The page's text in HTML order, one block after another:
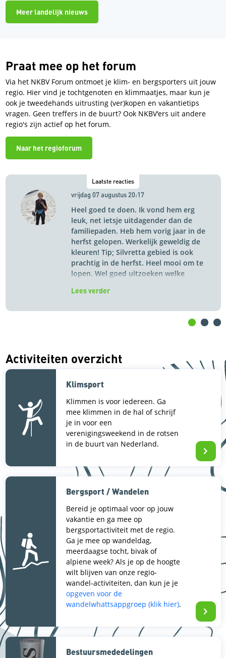
Meer landelijk nieuws
Praat mee op het forum
Via het NKBV Forum ontmoet je klim- en bergsporters uit jouw
regio. Hier vind je tochtgenoten en klimmaatjes, maar kun je
ook je tweedehands uitrusting (ver)kopen en vakantietips
vragen. Geen treffers in de buurt? Ook NKBV'ers uit andere
regio's zijn actief op het forum.
Naar het regioforum
Laatste reacties
vrijdag 07 augustus 20:17
Heel goed te doen. Ik vond hem erg
leuk, net ietsje uitdagender dan de
familiepaden. Heb hem vorig jaar in de
herfst gelopen. Werkelijk geweldig de
kleuren! Tip; Silvretta gebied is ook
prachtig in de herfst. Heel mooi om te
lopen. Wel goed uitzoeken welke
Lees verder
Activiteiten overzicht
Klimsport
Klimmen is voor iedereen. Ga
mee klimmen in de hal of schrijf
je in voor een
verenigingsweekend in de rotsen
in de buurt van Nederland.
Bergsport / Wandelen
Bereid je optimaal voor op jouw
vakantie en ga mee op
bergsportactiviteit met de regio.
Ga je mee op wandeldag,
meerdaagse tocht, bivak of
alpiene week? Als je op de hoogte
wilt blijven van onze regio-
wandel-activiteiten, dan kun je je
opgeven voor de
wandelwhattsappgroep (klik hier).
Bestuursmededelingen